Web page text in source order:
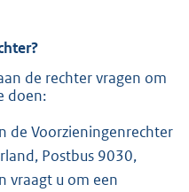
de rechter vragen om
doen:
de Voorzieningenrechter
Postbus 9030,
vraagt u om een